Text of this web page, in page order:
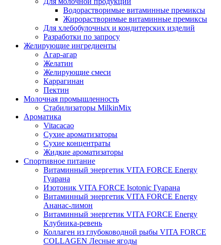
Водорастворимые витаминные премиксы
Жирорастворимые витаминные премиксы
Для хлебобулочных и кондитерских изделий
Разработки по запросу
Желирующие ингредиенты
Агар-агар
Желатин
Желирующие смеси
Каррагинан
Пектин
Молочная промышленность
Стабилизаторы MilkinMix
Ароматика
Vitacacao
Сухие ароматизаторы
Сухие концентраты
Жидкие ароматизаторы
Спортивное питание
Витаминный энергетик VITA FORCE Energy
Гуарана
Изотоник VITA FORCE Isotonic Гуарана
Витаминный энергетик VITA FORCE Energy
Ананас-лимон
Витаминный энергетик VITA FORCE Energy
Клубника-ревень
Коллаген из глубоководной рыбы VITA FORCE
COLLAGEN Лесные ягоды